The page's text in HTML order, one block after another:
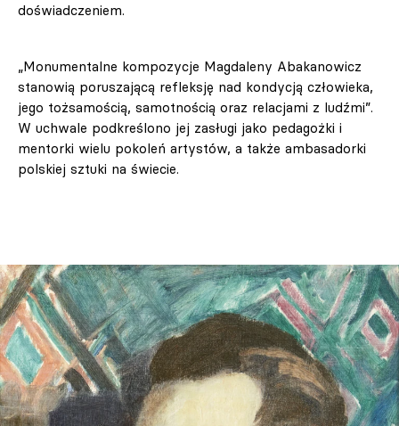
doświadczeniem.
„Monumentalne kompozycje Magdaleny Abakanowicz
stanowią poruszającą refleksję nad kondycją człowieka,
jego tożsamością, samotnością oraz relacjami z ludźmi”.
W uchwale podkreślono jej zasługi jako pedagożki i
mentorki wielu pokoleń artystów, a także ambasadorki
polskiej sztuki na świecie.